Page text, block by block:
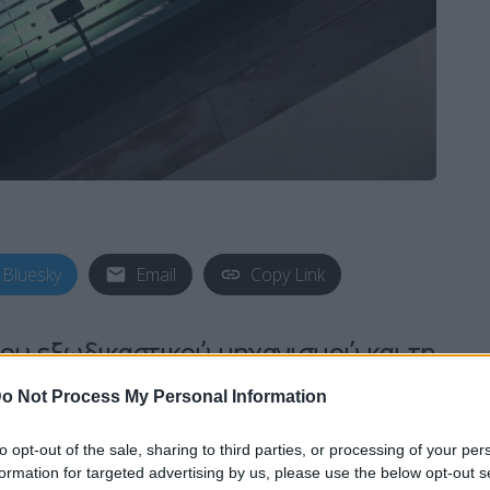
Not Process My Personal Information
opt-out of the sale, sharing to third parties, or processing of your
for targeted advertising by us, please use the below opt-out
Bluesky Email Copy Link
εξωδικαστικού μηχανισμούκαι τη
προς τοΔημόσιοκαι τους